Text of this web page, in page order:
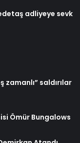
adliyeye sevk
saldırılar
Ömür Bungalows